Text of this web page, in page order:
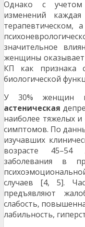
Однако с учетом
изменений
значительное
женщины оказывает
КП как признака
биологической
У 30% женщин в
астеническая
наиболее тяжелых
симптомов. По
изучавших
возрасте 45–54
заболевания в
случаев [4, 5].
предъявляют
слабость,
лабильность,